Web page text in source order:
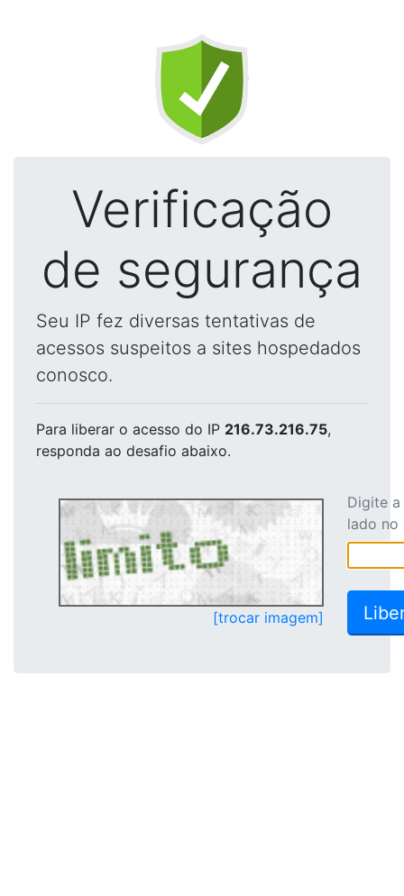
Verificação
de segurança
Seu IP fez diversas tentativas de
acessos suspeitos a sites hospedados
conosco.
Para liberar o acesso do IP 216.73.216.75,
responda ao desafio abaixo.
[trocar imagem]
Digite
lado no